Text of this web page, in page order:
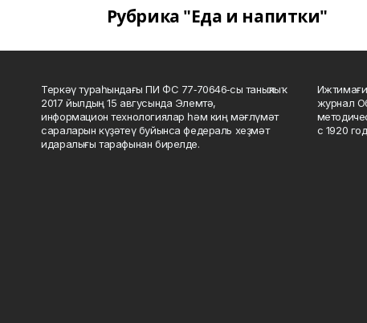
Рубрика "Еда и напитки"
Теркәү тураһындағы ПИ ФС 77‑70646‑сы таныҡлыҡ
2017 йылдың 15 авгусында Элемтә,
информацион технологиялар һәм киң мәғлүмәт
сараларын күҙәтеү буйынса федераль хеҙмәт
идаралығы тарафынан бирелде.
журнал
с 1920